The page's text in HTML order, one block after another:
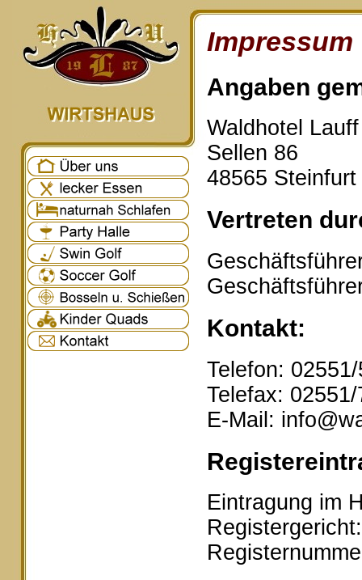
Impressum
Angaben
Waldhotel
Sellen 86
48565 Steinfurt
Vertreten
Kontakt:
Telefon:
Telefax:
E-Mail:
Eintragung im